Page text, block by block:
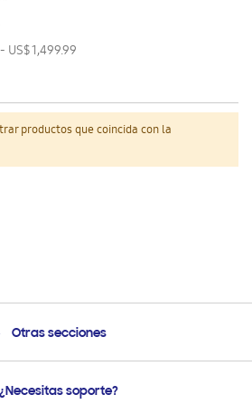
productos que coincida con la
US$ 1,499.99
Otras secciones
Soporte
¿Necesitas soporte?